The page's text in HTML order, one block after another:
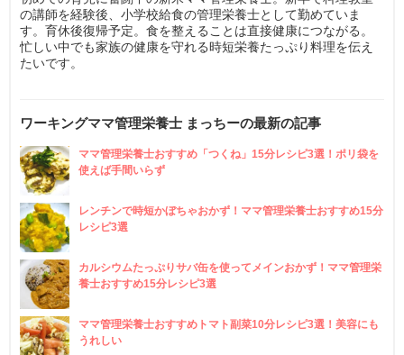
の講師を経験後、小学校給食の管理栄養士として勤めていま
す。育休後復帰予定。食を整えることは直接健康につながる。
忙しい中でも家族の健康を守れる時短栄養たっぷり料理を伝え
たいです。
ワーキングママ管理栄養士 まっちーの最新の記事
ママ管理栄養士おすすめ「つくね」15分レシピ3選！ポリ袋を
使えば手間いらず
レンチンで時短かぼちゃおかず！ママ管理栄養士おすすめ15分
レシピ3選
カルシウムたっぷりサバ缶を使ってメインおかず！ママ管理栄
養士おすすめ15分レシピ3選
ママ管理栄養士おすすめトマト副菜10分レシピ3選！美容にも
うれしい